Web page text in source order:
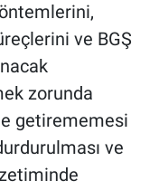
ve BGŞ
zorunda
getirememesi
ve